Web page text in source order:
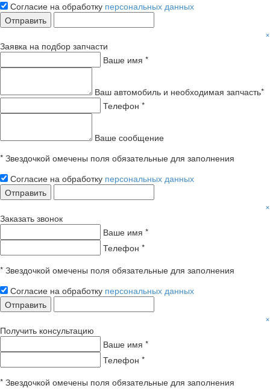
Согласие на обработку персональных данных
Отправить
×
Заявка на подбор запчасти
Ваше имя *
Ваш автомобиль и необходимая запчасть*
Телефон *
Ваше сообщение
* Звездочкой омечены поля обязательные для заполнения
Согласие на обработку персональных данных
Отправить
×
Заказать звонок
Ваше имя *
Телефон *
* Звездочкой омечены поля обязательные для заполнения
Согласие на обработку персональных данных
Отправить
×
Получить консультацию
Ваше имя *
Телефон *
* Звездочкой омечены поля обязательные для заполнения